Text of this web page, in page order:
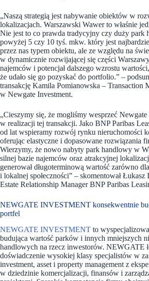
„Naszą strategią jest nabywanie obiektów w
lokalizacjach. Warszawski Wawer to właśnie
Nie jest to co prawda tradycyjny czy duży park
powyżej 5 czy 10 tyś. mkw. który jest
przez nas typem obiektu, ale ze względu na
w dynamicznie rozwijającej się części
najemców i potencjał dalszego wzrostu
że udało się go pozyskać do portfolio.” –
transakcję Kamila Pomianowska – Transaction
w Newgate Investment.
„Cieszymy się, że mogliśmy wesprzeć Newgate
w realizacji tej transakcji. Jako BNP Paribas
od lat wspieramy rozwój rynku nieruchomości
oferując elastyczne i dopasowane rozwiązania
Wierzymy, że nowo nabyty park handlowy w
silnej bazie najemców oraz atrakcyjnej
generował długoterminową wartość zarówno
i lokalnej społeczności” – skomentował Łukasz
Estate Relationship Manager BNP Paribas
NEWGATE INVESTMENT konsekwentnie
portfel
NEWGATE INVESTMENT to
budująca wartość parków i innych mniejszych
handlowych na rzecz inwestorów. NEWGATE
doświadczenie wysokiej klasy specjalistów w
investment, asset i property management z
w dziedzinie komercjalizacji, finansów i